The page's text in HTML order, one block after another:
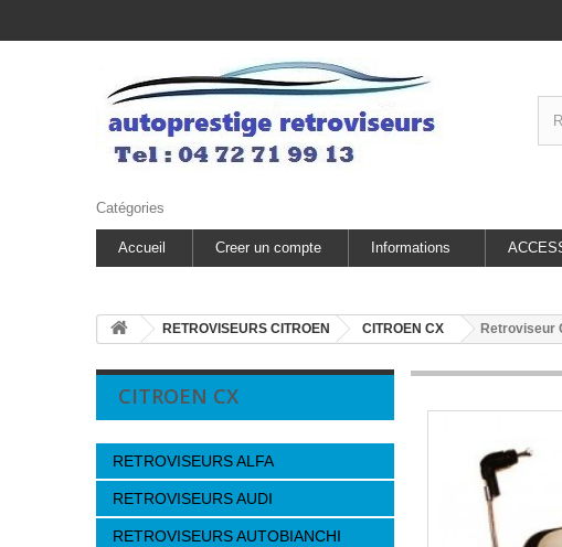
Catégories
Accueil Creer un compte Informations
RETROVISEURS CITROEN CITROEN CX Retroviseur
CITROEN CX
RETROVISEURS ALFA
RETROVISEURS AUDI
RETROVISEURS AUTOBIANCHI